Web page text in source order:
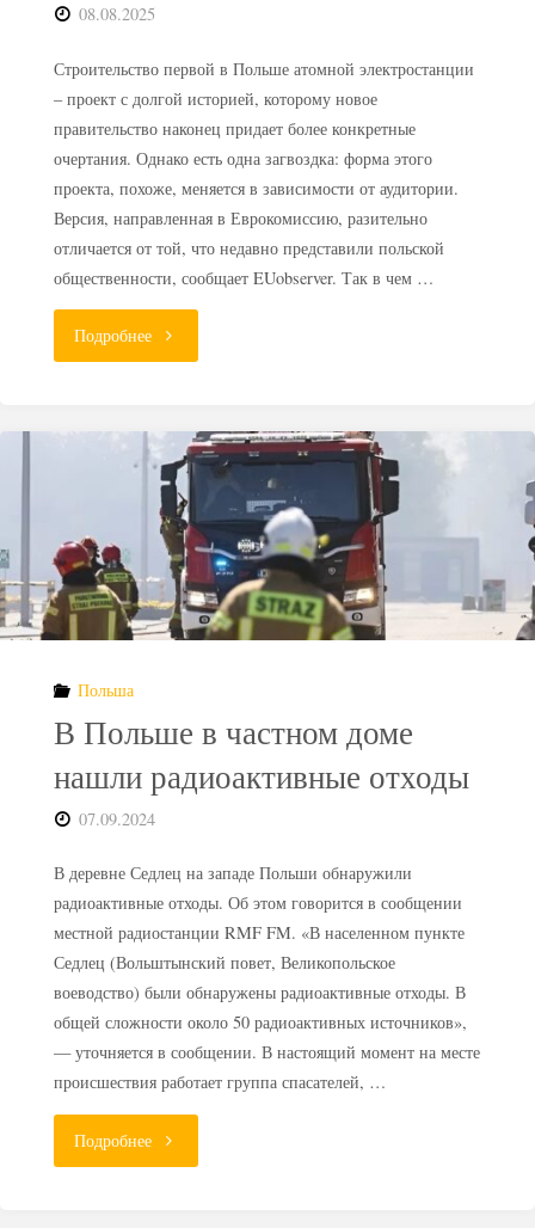
08.08.2025
Строительство первой в Польше атомной электростанции
– проект с долгой историей, которому новое
правительство наконец придает более конкретные
очертания. Однако есть одна загвоздка: форма этого
проекта, похоже, меняется в зависимости от аудитории.
Версия, направленная в Еврокомиссию, разительно
отличается от той, что недавно представили польской
общественности, сообщает EUobserver. Так в чем …
Подробнее"Солжет
Польша
Евросоюзу
о
ядерных
отходах
денег
на
АЭС?"
Польша
В Польше в частном доме
нашли радиоактивные отходы
07.09.2024
В деревне Седлец на западе Польши обнаружили
радиоактивные отходы. Об этом говорится в сообщении
местной радиостанции RMF FM. «В населенном пункте
Седлец (Вольштынский повет, Великопольское
воеводство) были обнаружены радиоактивные отходы. В
общей сложности около 50 радиоактивных источников»,
— уточняется в сообщении. В настоящий момент на месте
происшествия работает группа спасателей, …
Подробнее"В